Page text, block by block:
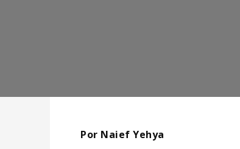
Por Naief Yehya